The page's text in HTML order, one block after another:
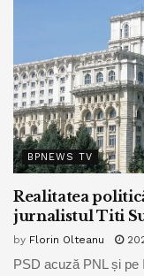
BPNEWS TV
Realitatea
jurnalistul Titi
by Florin Olteanu
PSD acuză PNL și pe